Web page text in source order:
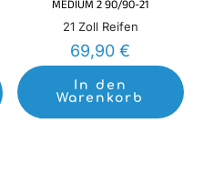
€.
MEDIUM 2 90/90-21
21 Zoll Reifen
69,90€
In den
Warenkorb